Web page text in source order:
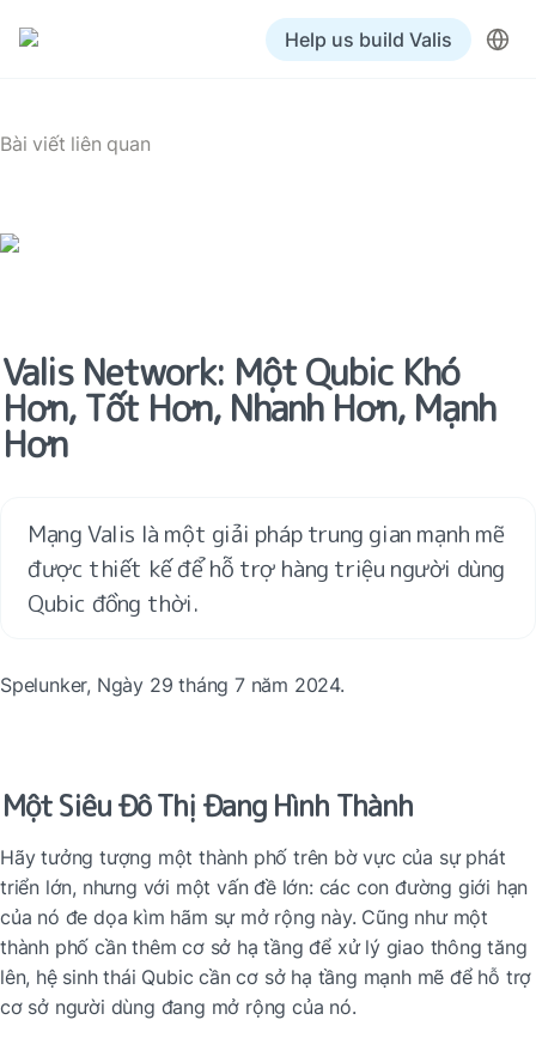
Help us build Valis
Bài viết liên quan
Valis Network: Một Qubic Khó
Hơn, Tốt Hơn, Nhanh Hơn, Mạnh
Hơn
Mạng Valis là một giải pháp trung gian mạnh mẽ
được thiết kế để hỗ trợ hàng triệu người dùng
Qubic đồng thời.
Spelunker, Ngày 29 tháng 7 năm 2024.
Một Siêu Đô Thị Đang Hình Thành
Hãy tưởng tượng một thành phố trên bờ vực của sự phát
triển lớn, nhưng với một vấn đề lớn: các con đường giới hạn
của nó đe dọa kìm hãm sự mở rộng này. Cũng như một
thành phố cần thêm cơ sở hạ tầng để xử lý giao thông tăng
lên, hệ sinh thái Qubic cần cơ sở hạ tầng mạnh mẽ để hỗ trợ
cơ sở người dùng đang mở rộng của nó.